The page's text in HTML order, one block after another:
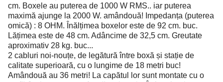
cm. Boxele au puterea de 1000 W RMS.. iar puterea
maximă ajunge la 2000 W. amândouă! Impedanța (puterea
omică) : 8 OHM. Înălțimea boxelor este de 92 cm. buc.
Lățimea este de 48 cm. Adâncime de 32,5 cm. Greutate
aproximativ 28 kg. buc...
2 cabluri noi-nouțe, de legătură între boxă și stație de
calitate superioară, cu o lungime de 18 metri buc!
Amândouă au 36 metri! La capătul lor sunt montate cu o